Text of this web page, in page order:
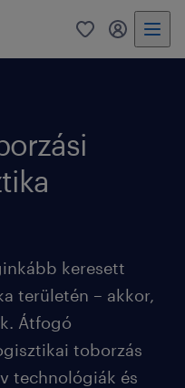
0
keresett
területén – akkor,
Átfogó
toborzás
technológiák és